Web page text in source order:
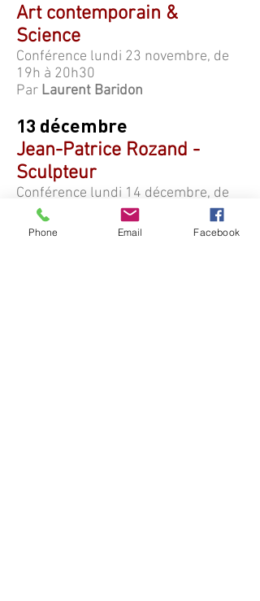
Art contemporain &
Science
Conférence lundi 23 novembre, de
19h à 20h30
Par Laurent Baridon
13 décembre
Jean-Patrice Rozand -
Sculpteur
Conférence lundi 14 décembre, de
19h à 20h30
Par Jean-Patrice Rozand
Phone Email Facebook